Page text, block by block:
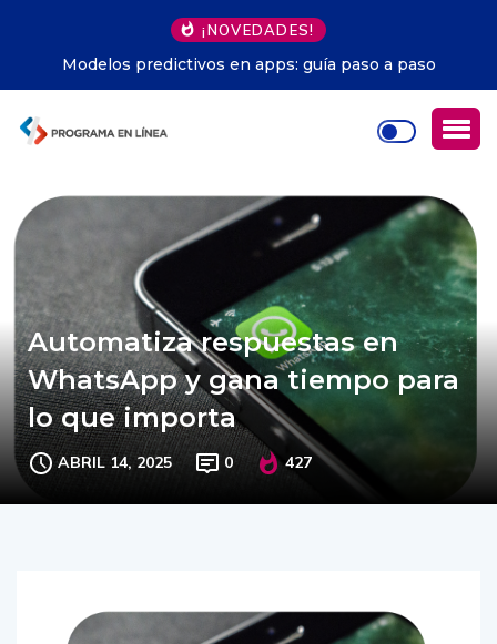
¡NOVEDADES!
Modelos predictivos en apps: guía paso a paso
Automatiza respuestas en
WhatsApp y gana tiempo para
lo que importa
ABRIL 14, 2025 0 427